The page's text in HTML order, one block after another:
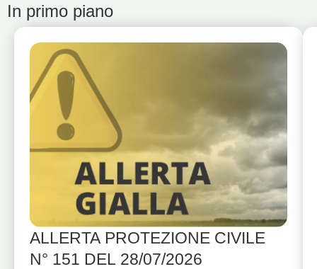
In primo piano
ALLERTA PROTEZIONE CIVILE
N° 151 DEL 28/07/2026